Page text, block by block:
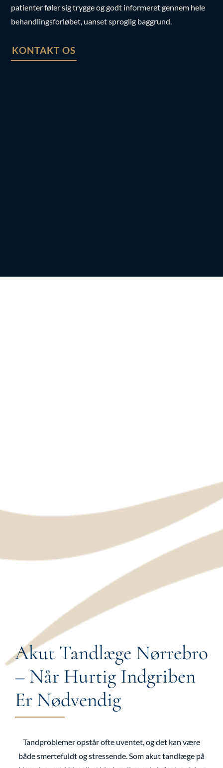
patienter føler sig trygge og godt informeret gennem hele
behandlingsforløbet, uanset sproglig baggrund.
KONTAKT OS
Akut Tandlæge Nørrebro
– Når Hurtig Indgriben
Er Nødvendig
Tandproblemer opstår ofte uventet, og det kan være
både smertefuldt og stressende. Som akut tandlæge på